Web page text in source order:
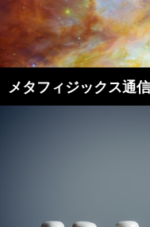
テ
ン
へ
メタフィジックス通信
索